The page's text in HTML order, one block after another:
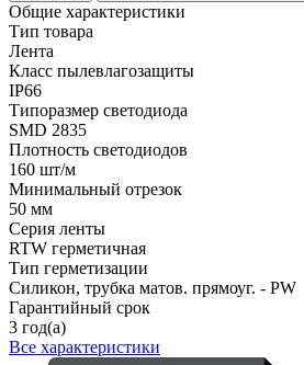
Общие характеристики
Тип товара
Лента
Класс пылевлагозащиты
IP66
Типоразмер светодиода
SMD 2835
Плотность светодиодов
160 шт/м
Минимальный отрезок
50 мм
Серия ленты
RTW герметичная
Тип герметизации
Силикон, трубка матов. прямоуг. - PW
Гарантийный срок
3 год(а)
Все характеристики